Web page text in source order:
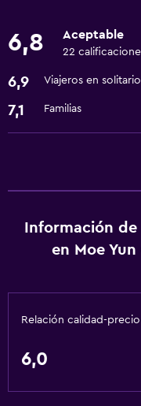
Espacio de
Servicios básicos
6,8 Aceptable
22
6,9 Viajeros en solitario
7,1 Familias
Información
en Moe
Relación calidad-precio
6,0